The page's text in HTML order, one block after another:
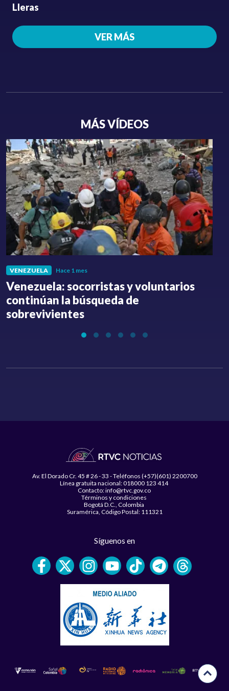
Lleras
VER MÁS
MÁS VÍDEOS
VENEZUELA Hace 1 mes
Venezuela: socorristas y voluntarios
continúan la búsqueda de
sobrevivientes
Av. El Dorado Cr. 45 # 26 - 33 - Teléfonos (+57)(601) 2200700
Línea gratuita nacional: 018000 123 414
Contacto: info@rtvc.gov.co
Términos y condiciones
Bogotá D.C., Colombia
Suramérica, Código Postal: 111321
Síguenos en